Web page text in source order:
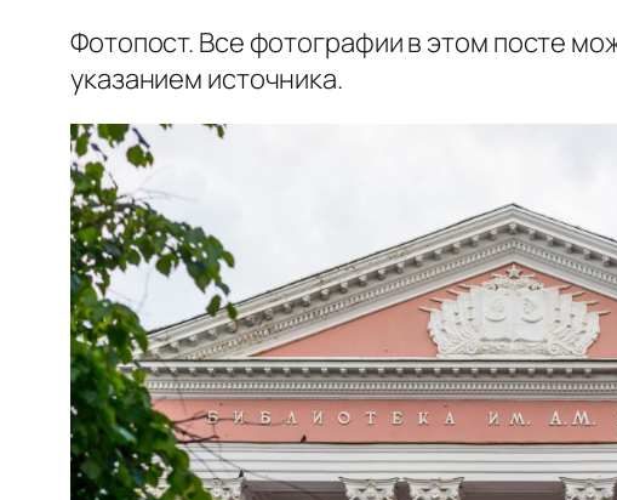
Фотопост. Все фотографии в этом посте
указанием источника.